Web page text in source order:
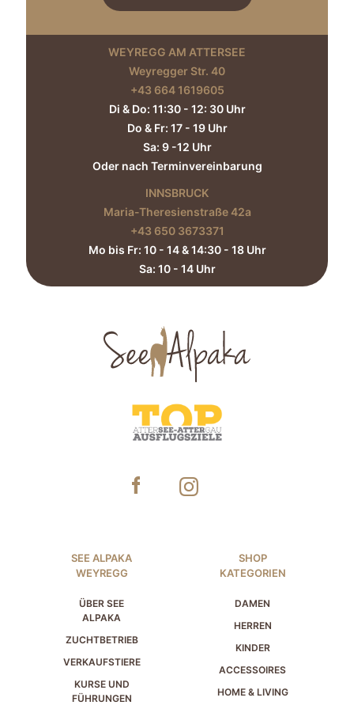
WEYREGG AM ATTERSEE
Weyregger Str. 40
+43 664 1619605‬
Di & Do: 11:30 - 12: 30 Uhr
Do & Fr: 17 - 19 Uhr
Sa: 9 -12 Uhr
Oder nach Terminvereinbarung
INNSBRUCK
Maria-Theresienstraße 42a
+43 650 3673371‬
Mo bis Fr: 10 - 14 & 14:30 - 18 Uhr
Sa: 10 - 14 Uhr​
SEE ALPAKA
WEYREGG
ÜBER SEE
ALPAKA
ZUCHTBETRIEB
VERKAUFSTIERE
KURSE UND
FÜHRUNGEN
SHOP
KATEGORIEN
DAMEN
HERREN
KINDER
ACCESSOIRES
HOME & LIVING